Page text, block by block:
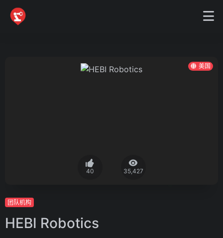
美国
40 35,427
团队机构
HEBI Robotics